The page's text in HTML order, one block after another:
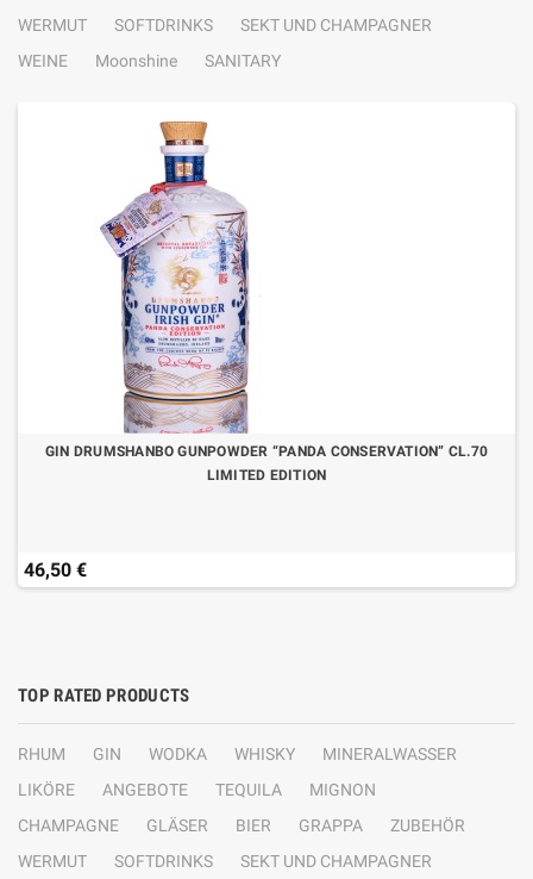
WERMUT
SOFTDRINKS
SEKT UND CHAMPAGNER
WEINE
Moonshine SANITARY
GIN DRUMSHANBO GUNPOWDER “PANDA CONSERVATION” CL.70
LIMITED EDITION
46,50 €
TOP RATED PRODUCTS
RHUM GIN WODKA WHISKY
MINERALWASSER
LIKÖRE
ANGEBOTE TEQUILA
MIGNON
CHAMPAGNE
GLÄSER BIER GRAPPA
ZUBEHÖR
WERMUT
SOFTDRINKS
SEKT UND CHAMPAGNER